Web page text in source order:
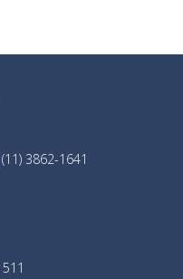
3862-1641